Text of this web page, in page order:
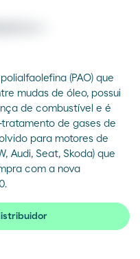
(PAO) que
mudas de óleo, possui
de combustível e é
de gases de
para motores de
Audi, Seat, Skoda) que
com a nova